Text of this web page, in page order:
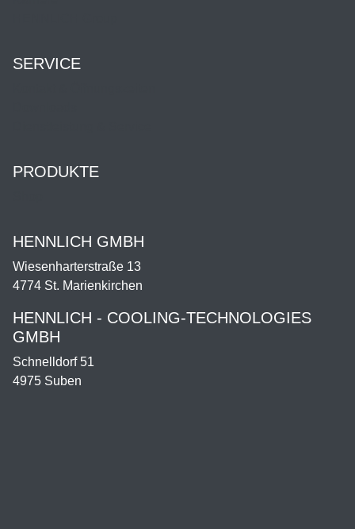
SERVICE
PRODUKTE
HENNLICH GMBH
Wiesenharterstraße 13
4774 St. Marienkirchen
HENNLICH - COOLING-TECHNOLOGIES
GMBH
Schnelldorf 51
4975 Suben